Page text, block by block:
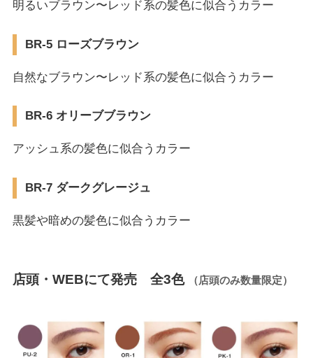
明るいブラウン〜レッド系の髪色に似合うカラー
BR-5 ローズブラウン
自然なブラウン〜レッド系の髪色に似合うカラー
BR-6 オリーブブラウン
アッシュ系の髪色に似合うカラー
BR-7 ダークグレージュ
黒髪や暗めの髪色に似合うカラー
店頭・WEBにて発売 全3色 （店頭のみ数量限定）